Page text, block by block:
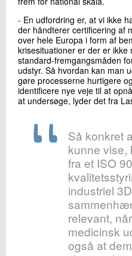
- En udfordring er, at vi ikke
der håndterer certificering af
over hele Europa i form af
krisesituationer er der er ikke
standard-fremgangsmåden
udstyr. Så hvordan kan man
gøre processerne hurtigere
identificere nye veje til at
at undersøge, lyder det fra
Så konkret
kunne vise,
fra et ISO
industriel
relevant,
medicinsk
også at